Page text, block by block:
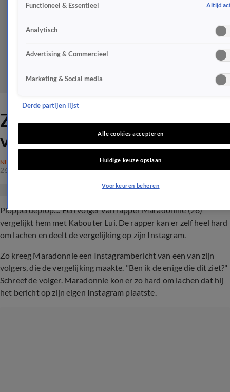
ZIEN: Maradonnie wordt
vergeleken met Kabouter Lui
NIEUWS
26 nov 2022, 16:00
Plopperdeplop.... Een volger van rapper Maradonnie (28)
vergelijkt hem met Kabouter Lui. De rapper kan er zelf heel hard
om lachen en deelt de vergelijking op zijn Instagram.
Zo kreeg Maradonnie een Instagrambericht van een van zijn
volgers, die de vergelijking maakte. "Ben ik de enige die dit ziet?"
Schreef de volger. Maradonnie kon er zo hard om lachen dat hij
het bericht op zijn eigen Instagram plaatste.
Functioneel & Essentieel Altijd
Analytisch
Advertising & Commercieel
Marketing & Social media
Derde partijen lijst
Alle cookies accepteren
Huidige keuze opslaan
Voorkeuren beheren